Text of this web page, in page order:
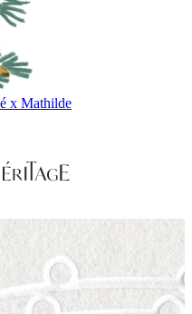
x Mathilde